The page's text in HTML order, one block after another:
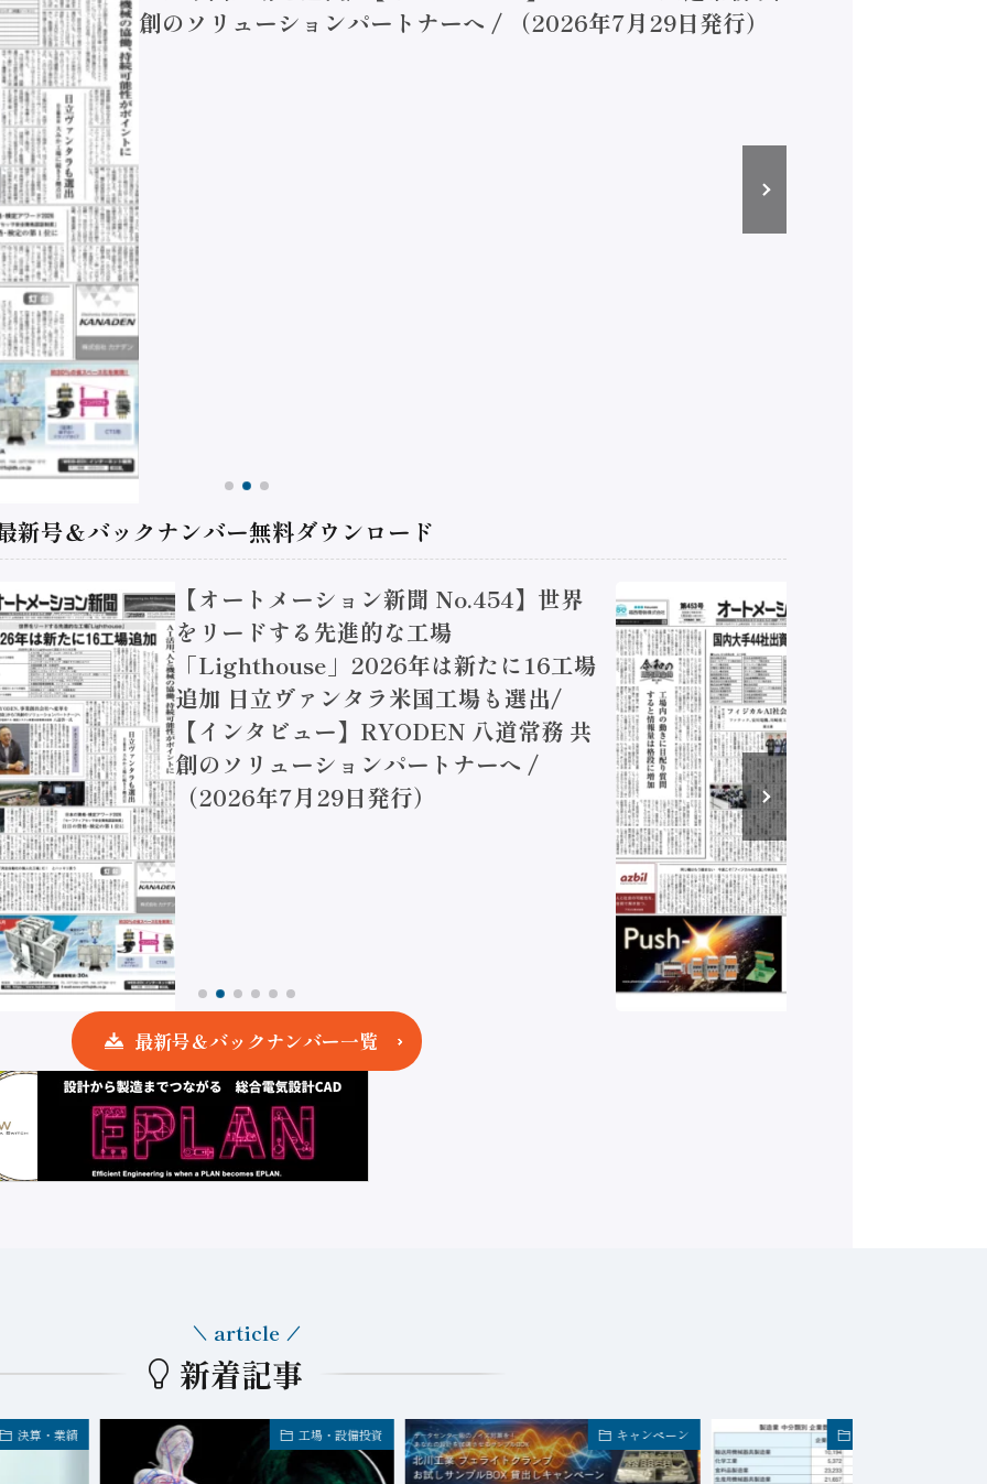
創のソリューションパートナーへ / （2026年7月29日発行）
新号＆バックナンバー無料ダウンロード
【オートメーション新聞 No.454】世界
をリードする先進的な工場
「Lighthouse」2026年は新たに16工場
追加 日立ヴァンタラ米国工場も選出/
【インタビュー】RYODEN 八道常務 共
創のソリューションパートナーへ /
（2026年7月29日発行）
最新号＆バックナンバー一覧
新着記事
article
決算・業績 工場・設備投資 キャンペーン